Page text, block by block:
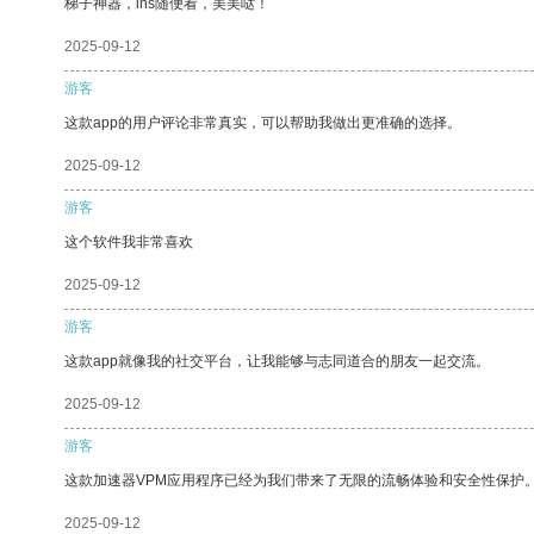
梯子神器，ins随便看，美美哒！
2025-09-12
游客
这款app的用户评论非常真实，可以帮助我做出更准确的选择。
2025-09-12
游客
这个软件我非常喜欢
2025-09-12
游客
这款app就像我的社交平台，让我能够与志同道合的朋友一起交流。
2025-09-12
游客
这款加速器VPM应用程序已经为我们带来了无限的流畅体验和安全性保护
2025-09-12